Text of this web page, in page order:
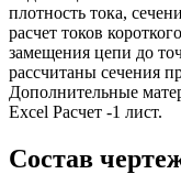
плотность тока,
расчет токов
замещения цепи до
рассчитаны сечения
Дополнительные
Excel Расчет -1 лист.
Состав